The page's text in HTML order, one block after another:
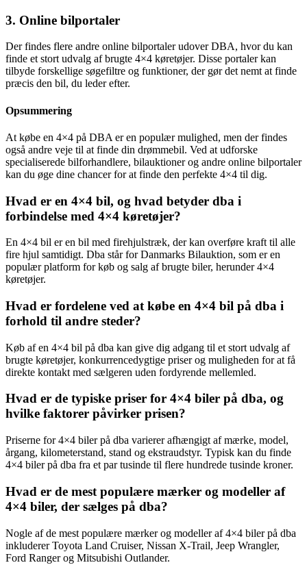
3. Online bilportaler
Der findes flere andre online bilportaler udover DBA, hvor du kan
finde et stort udvalg af brugte 4×4 køretøjer. Disse portaler kan
tilbyde forskellige søgefiltre og funktioner, der gør det nemt at finde
præcis den bil, du leder efter.
Opsummering
At købe en 4×4 på DBA er en populær mulighed, men der findes
også andre veje til at finde din drømmebil. Ved at udforske
specialiserede bilforhandlere, bilauktioner og andre online bilportaler
kan du øge dine chancer for at finde den perfekte 4×4 til dig.
Hvad er en 4×4 bil, og hvad betyder dba i
forbindelse med 4×4 køretøjer?
En 4×4 bil er en bil med firehjulstræk, der kan overføre kraft til alle
fire hjul samtidigt. Dba står for Danmarks Bilauktion, som er en
populær platform for køb og salg af brugte biler, herunder 4×4
køretøjer.
Hvad er fordelene ved at købe en 4×4 bil på dba i
forhold til andre steder?
Køb af en 4×4 bil på dba kan give dig adgang til et stort udvalg af
brugte køretøjer, konkurrencedygtige priser og muligheden for at få
direkte kontakt med sælgeren uden fordyrende mellemled.
Hvad er de typiske priser for 4×4 biler på dba, og
hvilke faktorer påvirker prisen?
Priserne for 4×4 biler på dba varierer afhængigt af mærke, model,
årgang, kilometerstand, stand og ekstraudstyr. Typisk kan du finde
4×4 biler på dba fra et par tusinde til flere hundrede tusinde kroner.
Hvad er de mest populære mærker og modeller af
4×4 biler, der sælges på dba?
Nogle af de mest populære mærker og modeller af 4×4 biler på dba
inkluderer Toyota Land Cruiser, Nissan X-Trail, Jeep Wrangler,
Ford Ranger og Mitsubishi Outlander.